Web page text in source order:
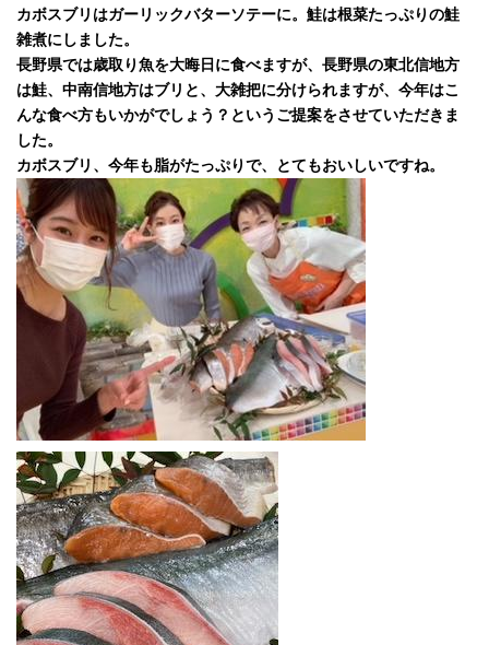
カボスブリはガーリックバターソテーに。鮭は根菜たっぷりの鮭
雑煮にしました。
長野県では歳取り魚を大晦日に食べますが、長野県の東北信地方
は鮭、中南信地方はブリと、大雑把に分けられますが、今年はこ
んな食べ方もいかがでしょう？というご提案をさせていただきま
した。
カボスブリ、今年も脂がたっぷりで、とてもおいしいですね。